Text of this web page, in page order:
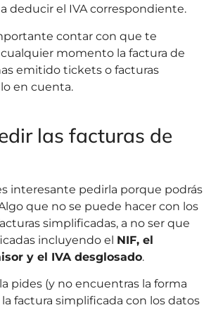
deducir el IVA correspondiente.
contar con que te
momento la factura de
emitido tickets o facturas
en cuenta.
las facturas de
interesante pedirla porque podrás
que no se puede hacer con los
simplificadas, a no ser que
incluyendo el NIF, el
y el IVA desglosado.
pides (y no encuentras la forma
factura simplificada con los datos